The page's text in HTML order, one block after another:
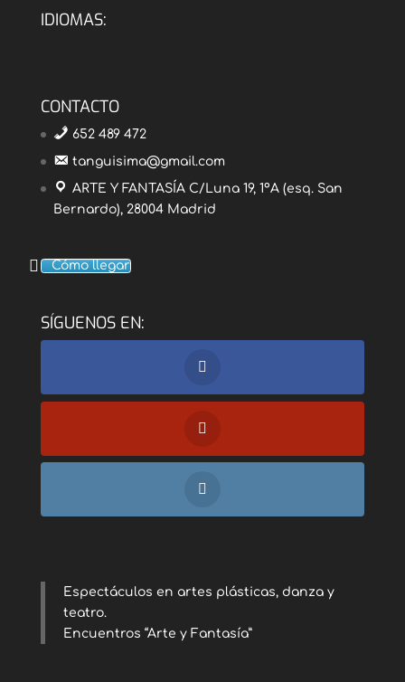
IDIOMAS:
CONTACTO
652 489 472
tanguisima@gmail.com
ARTE Y FANTASÍA C/Luna 19, 1ºA (esq. San
Bernardo), 28004 Madrid
Cómo llegar
SÍGUENOS EN:
Espectáculos en artes plásticas, danza y
teatro.
Encuentros “Arte y Fantasía”